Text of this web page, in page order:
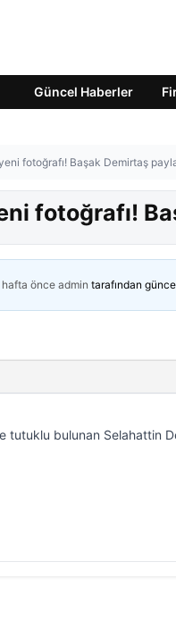
Güncel Haberler
fotoğrafı! Başak Demirtaş
fotoğrafı!
hafta önce admin tarafından
tutuklu bulunan Selahattin